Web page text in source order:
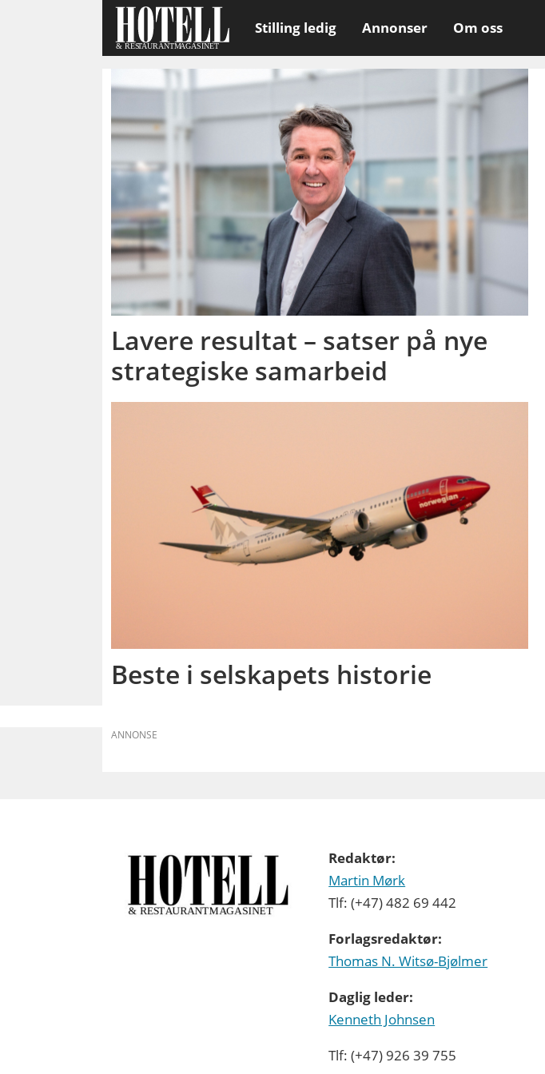
Stilling ledig Annonser Om oss
widerøe
Lavere resultat – satser på nye
strategiske samarbeid
Beste i selskapets historie
ANNONSE
Redaktør:
Martin Mørk
Tlf: (+47) 482 69 442
Forlagsredaktør:
Thomas N. Witsø-Bjølmer
Daglig leder:
Kenneth Johnsen
Tlf: (+47) 926 39 755